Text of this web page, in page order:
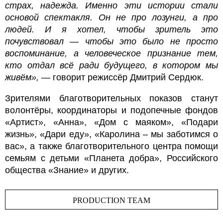
страх, надежда. Именно эти истории стали
основой спектакля. Он не про лозунги, а про
людей. И я хотел, чтобы зритель это
почувствовал — чтобы это было не просто
воспоминание, а человеческое признание тем,
кто отдал всё ради будущего, в котором мы
живём», — говорит режиссёр Дмитрий Сердюк.
Зрителями благотворительных показов станут
волонтёры, координаторы и подопечные фондов
«Артист», «Анна», «Дом с маяком», «Подари
жизнь», «Дари еду», «Каролина – мы заботимся о
вас», а также благотворительного центра помощи
семьям с детьми «Планета добра», Российского
общества «Знание» и других.
PRODUCTION TEAM